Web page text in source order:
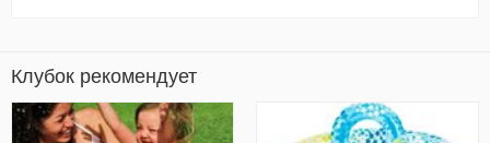
Клубок рекомендует